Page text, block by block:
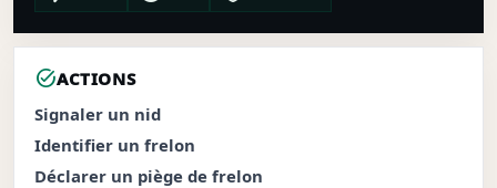
task_altACTIONS
Signaler un nid
Identifier un frelon
Déclarer un piège de frelon